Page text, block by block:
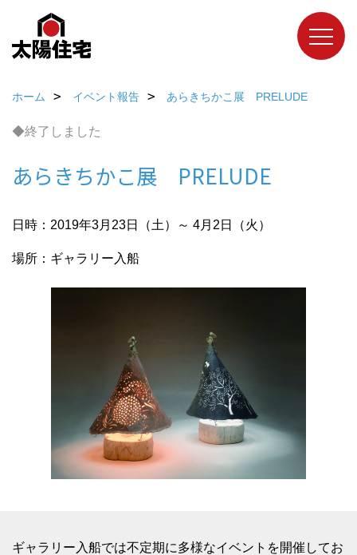
ホーム イベント報告 あらきちかこ展 PRELUDE
◆終了しました
あらきちかこ展 PRELUDE
日時：2019年3月23日（土）～ 4月2日（火）
場所：ギャラリー入船
ギャラリー入船では不定期に多様なイベントを開催してお